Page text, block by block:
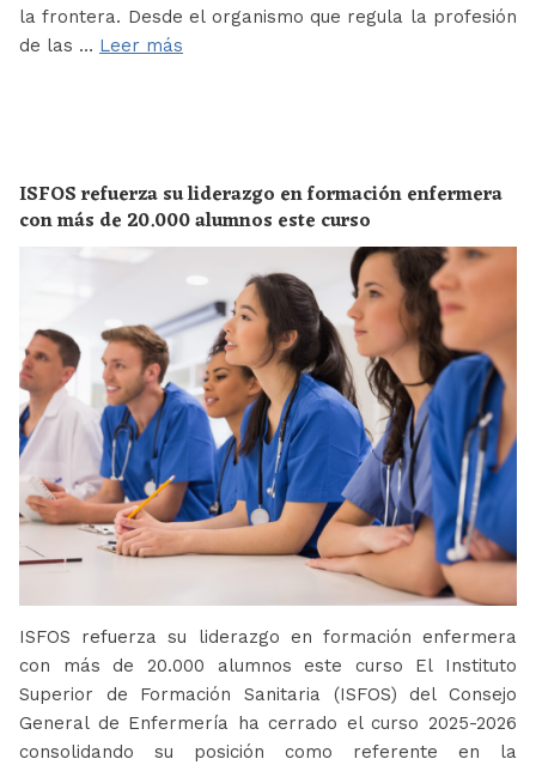
la frontera. Desde el organismo que regula la profesión
de las … Leer más
ISFOS refuerza su liderazgo en formación enfermera
con más de 20.000 alumnos este curso
ISFOS refuerza su liderazgo en formación enfermera
con más de 20.000 alumnos este curso El Instituto
Superior de Formación Sanitaria (ISFOS) del Consejo
General de Enfermería ha cerrado el curso 2025-2026
consolidando su posición como referente en la